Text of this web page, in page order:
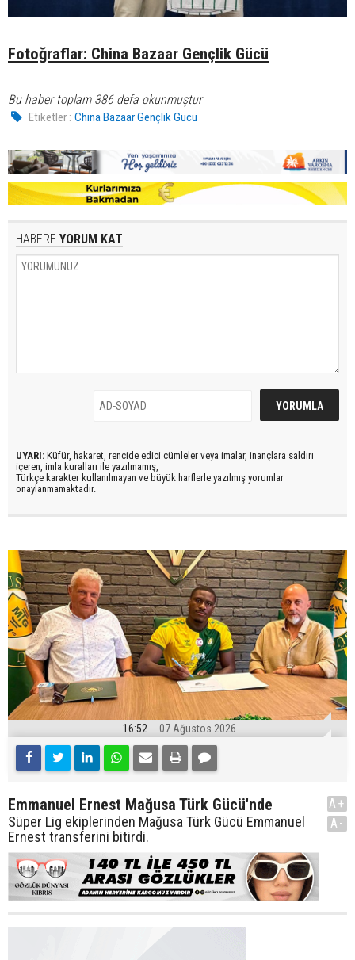
Fotoğraflar: China Bazaar Gençlik Gücü
Bu haber toplam 386 defa okunmuştur
Etiketler : China Bazaar Gençlik Gücü
HABERE YORUM KAT
UYARI: Küfür, hakaret, rencide edici cümleler veya imalar, inançlara saldırı
içeren, imla kuralları ile yazılmamış,
Türkçe karakter kullanılmayan ve büyük harflerle yazılmış yorumlar
onaylanmamaktadır.
16:52 07 Ağustos 2026
Emmanuel Ernest Mağusa Türk Gücü'nde
Süper Lig ekiplerinden Mağusa Türk Gücü Emmanuel
Ernest transferini bitirdi.
A+
A-